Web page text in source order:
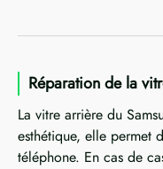
Réparation de la
La vitre arrière du
esthétique, elle permet
téléphone. En cas de